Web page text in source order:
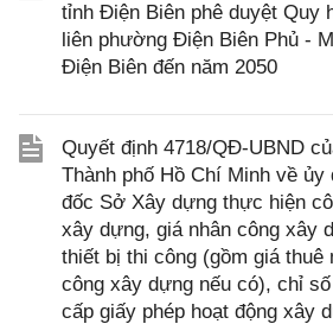
tỉnh Điện Biên phê duyệt Quy
liên phường Điện Biên Phủ -
Điện Biên đến năm 2050
Quyết định 4718/QĐ-UBND
Thành phố Hồ Chí Minh về ủy
đốc Sở Xây dựng thực hiện
xây dựng, giá nhân công xây
thiết bị thi công (gồm giá thuê
công xây dựng nếu có), chỉ
cấp giấy phép hoạt động xây